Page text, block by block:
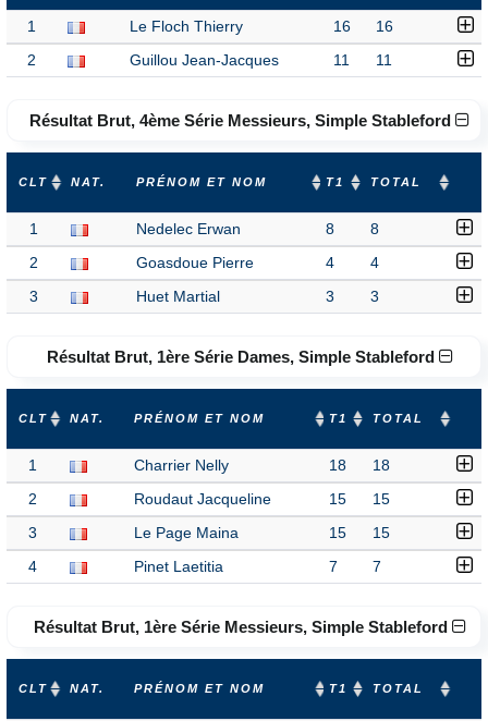
1 Le Floch Thierry 16 16
2 Guillou Jean-Jacques 11 11
Résultat Brut, 4ème Série Messieurs, Simple Stableford
CLT NAT. PRÉNOM ET NOM T1 TOTAL
1 Nedelec Erwan 8 8
2 Goasdoue Pierre 4 4
3 Huet Martial 3 3
Résultat Brut, 1ère Série Dames, Simple Stableford
CLT NAT. PRÉNOM ET NOM T1 TOTAL
1 Charrier Nelly 18 18
2 Roudaut Jacqueline 15 15
3 Le Page Maina 15 15
4 Pinet Laetitia 7 7
Résultat Brut, 1ère Série Messieurs, Simple Stableford
CLT NAT. PRÉNOM ET NOM T1 TOTAL